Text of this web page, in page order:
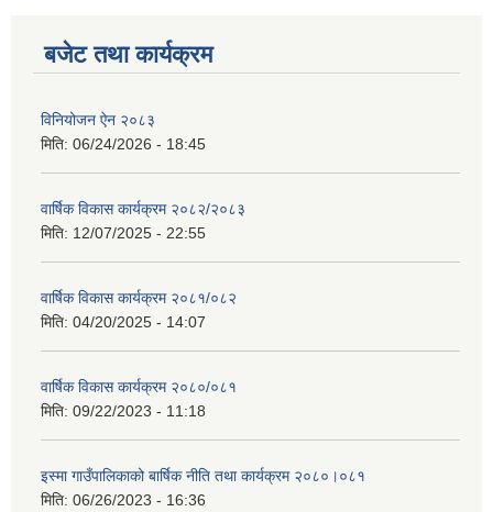
बजेट तथा कार्यक्रम
विनियोजन ऐन २०८३
मिति: 06/24/2026 - 18:45
वार्षिक विकास कार्यक्रम २०८२/२०८३
मिति: 12/07/2025 - 22:55
वार्षिक विकास कार्यक्रम २०८१/०८२
मिति: 04/20/2025 - 14:07
वार्षिक विकास कार्यक्रम २०८०/०८१
मिति: 09/22/2023 - 11:18
इस्मा गाउँपालिकाको बार्षिक नीति तथा कार्यक्रम २०८०।०८१
मिति: 06/26/2023 - 16:36